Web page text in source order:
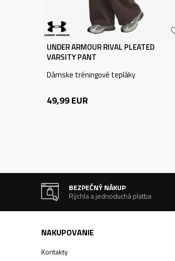
UNDER ARMOUR RIVAL PLEATED
VARSITY PANT
Dámske tréningové tepláky
49,99EUR
BEZPEČNÝ NÁKUP
Rýchla a jednoduchá platba
NAKUPOVANIE
Kontakty